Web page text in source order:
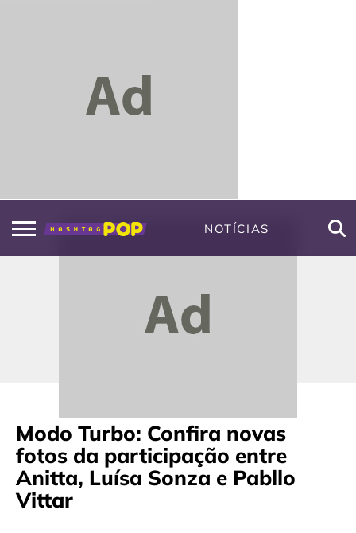
NOTÍCIAS
Modo Turbo: Confira novas
fotos da participação entre
Anitta, Luísa Sonza e Pabllo
Vittar